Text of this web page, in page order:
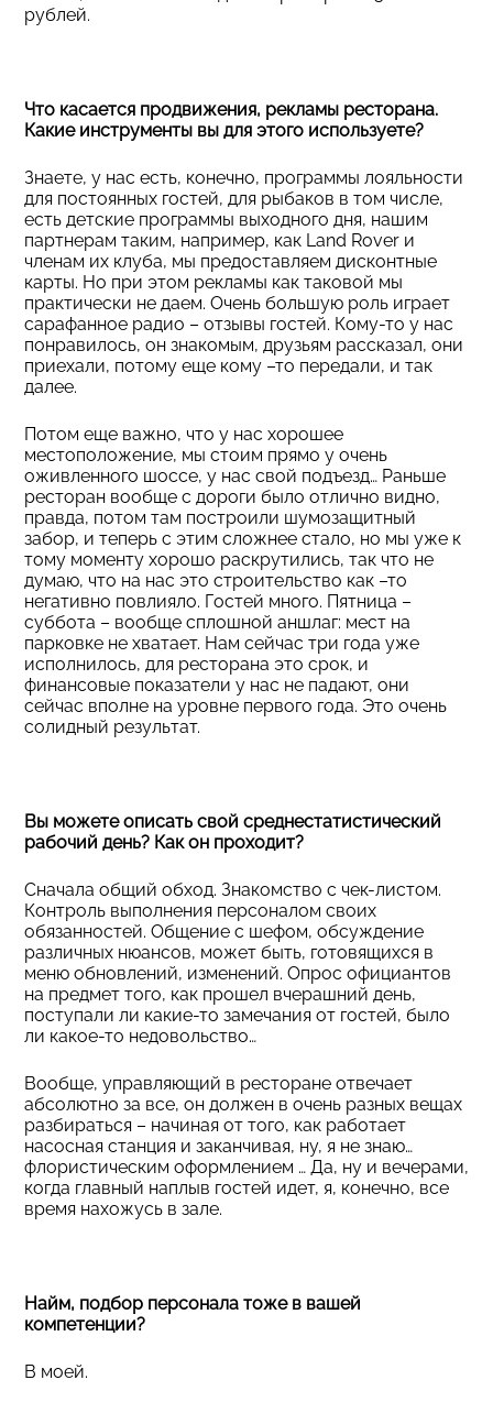
рублей.
Что касается продвижения, рекламы ресторана.
Какие инструменты вы для этого используете?
Знаете, у нас есть, конечно, программы лояльности
для постоянных гостей, для рыбаков в том числе,
есть детские программы выходного дня, нашим
партнерам таким, например, как Land Rover и
членам их клуба, мы предоставляем дисконтные
карты. Но при этом рекламы как таковой мы
практически не даем. Очень большую роль играет
сарафанное радио – отзывы гостей. Кому-то у нас
понравилось, он знакомым, друзьям рассказал, они
приехали, потому еще кому –то передали, и так
далее.
Потом еще важно, что у нас хорошее
местоположение, мы стоим прямо у очень
оживленного шоссе, у нас свой подъезд… Раньше
ресторан вообще с дороги было отлично видно,
правда, потом там построили шумозащитный
забор, и теперь с этим сложнее стало, но мы уже к
тому моменту хорошо раскрутились, так что не
думаю, что на нас это строительство как –то
негативно повлияло. Гостей много. Пятница –
суббота – вообще сплошной аншлаг: мест на
парковке не хватает. Нам сейчас три года уже
исполнилось, для ресторана это срок, и
финансовые показатели у нас не падают, они
сейчас вполне на уровне первого года. Это очень
солидный результат.
Вы можете описать свой среднестатистический
рабочий день? Как он проходит?
Сначала общий обход. Знакомство с чек-листом.
Контроль выполнения персоналом своих
обязанностей. Общение с шефом, обсуждение
различных нюансов, может быть, готовящихся в
меню обновлений, изменений. Опрос официантов
на предмет того, как прошел вчерашний день,
поступали ли какие-то замечания от гостей, было
ли какое-то недовольство…
Вообще, управляющий в ресторане отвечает
абсолютно за все, он должен в очень разных вещах
разбираться – начиная от того, как работает
насосная станция и заканчивая, ну, я не знаю…
флористическим оформлением … Да, ну и вечерами,
когда главный наплыв гостей идет, я, конечно, все
время нахожусь в зале.
Найм, подбор персонала тоже в вашей
компетенции?
В моей.